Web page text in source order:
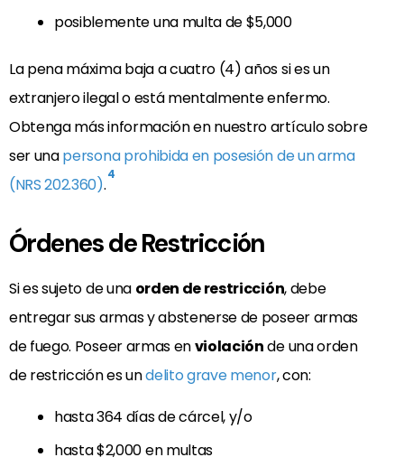
posiblemente una multa de $5,000
La pena máxima baja a cuatro (4) años si es un
extranjero ilegal o está mentalmente enfermo.
Obtenga más información en nuestro artículo sobre
ser unapersona prohibida en posesión de un arma
(NRS 202.360).4
Órdenes de Restricción
Si es sujeto de una orden de restricción, debe
entregar sus armas y abstenerse de poseer armas
de fuego. Poseer armas enviolaciónde una orden
de restricción es undelito grave menor, con:
hasta 364 días de cárcel, y/o
hasta $2,000 en multas